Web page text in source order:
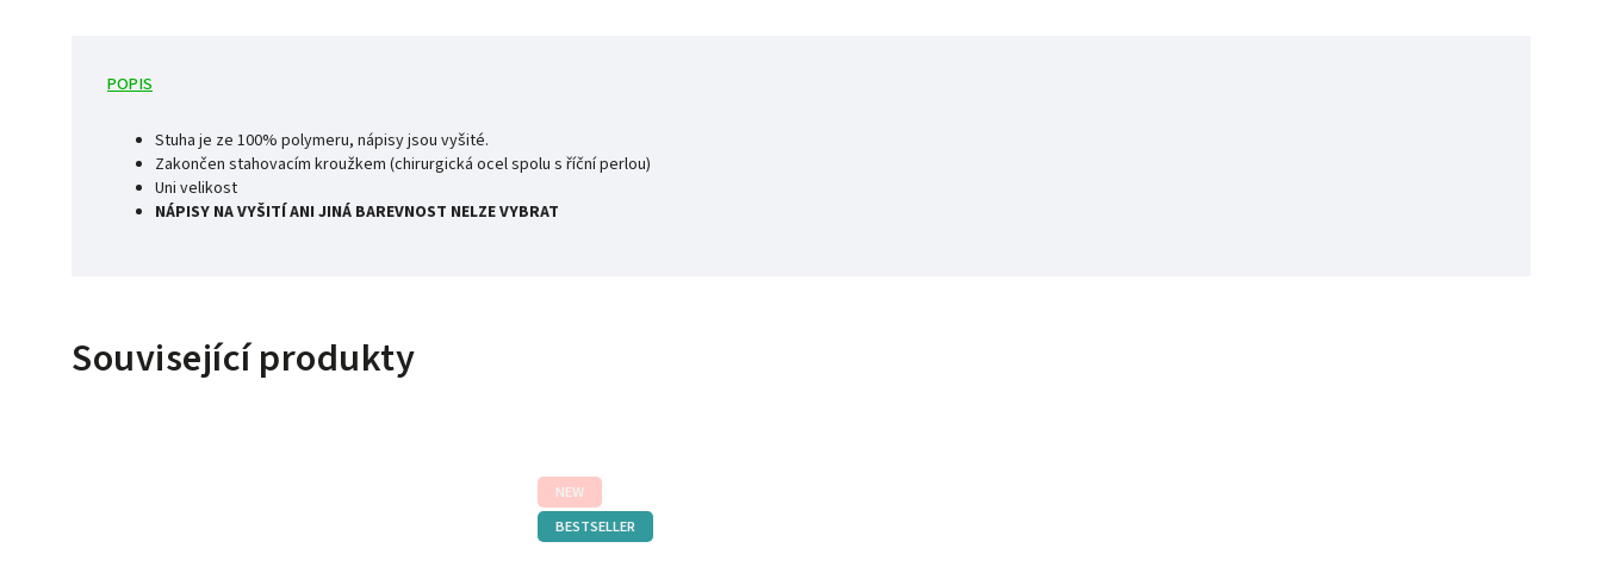
POPIS
Stuha je ze 100% polymeru, nápisy jsou vyšité.
Zakončen stahovacím kroužkem (chirurgická ocel spolu s říční perlou)
Uni velikost
NÁPISY NA VYŠITÍ ANI JINÁ BAREVNOST NELZE VYBRAT
Související produkty
NEW
BESTSELLER